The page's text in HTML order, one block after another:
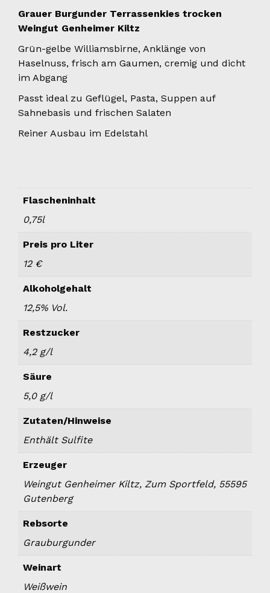
Grauer Burgunder Terrassenkies trocken
Weingut Genheimer Kiltz
Grün-gelbe Williamsbirne, Anklänge von
Haselnuss, frisch am Gaumen, cremig und dicht
im Abgang
Passt ideal zu Geflügel, Pasta, Suppen auf
Sahnebasis und frischen Salaten
Reiner Ausbau im Edelstahl
Flascheninhalt
0,75l
Preis pro Liter
12 €
Alkoholgehalt
12,5% Vol.
Restzucker
4,2 g/l
Säure
5,0 g/l
Zutaten/Hinweise
Enthält Sulfite
Erzeuger
Weingut Genheimer Kiltz, Zum Sportfeld, 55595
Gutenberg
Rebsorte
Grauburgunder
Weinart
Weißwein